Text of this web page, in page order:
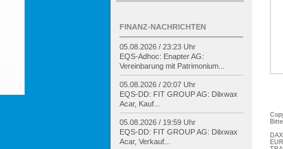
FINANZ-NACHRICHTEN
05.08.2026 / 23:23 Uhr
EQS-Adhoc: Enapter AG:
Vereinbarung mit Patrimonium...
05.08.2026 / 20:07 Uhr
EQS-DD: FIT GROUP AG: Dilxwax
Acar, Kauf...
05.08.2026 / 19:59 Uhr
EQS-DD: FIT GROUP AG: Dilxwax
Acar, Verkauf...